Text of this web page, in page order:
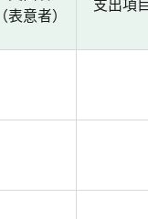
（表意者）